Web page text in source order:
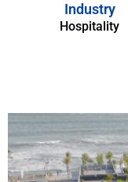
Industry
Hospitality